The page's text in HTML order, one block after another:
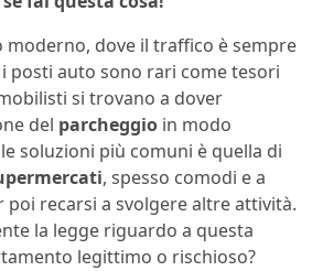
moderno, dove il traffico è sempre
posti auto sono rari come tesori
si trovano a dover
del parcheggio in modo
soluzioni più comuni è quella di
, spesso comodi e a
recarsi a svolgere altre attività.
la legge riguardo a questa
legittimo o rischioso?